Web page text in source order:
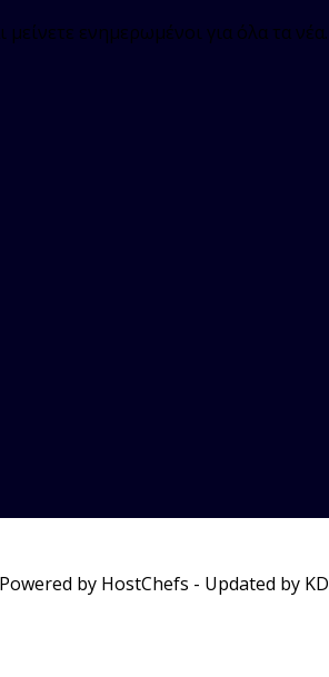
ενημερωμένοι για όλα τα νέα.
by HostChefs - Updated by KD